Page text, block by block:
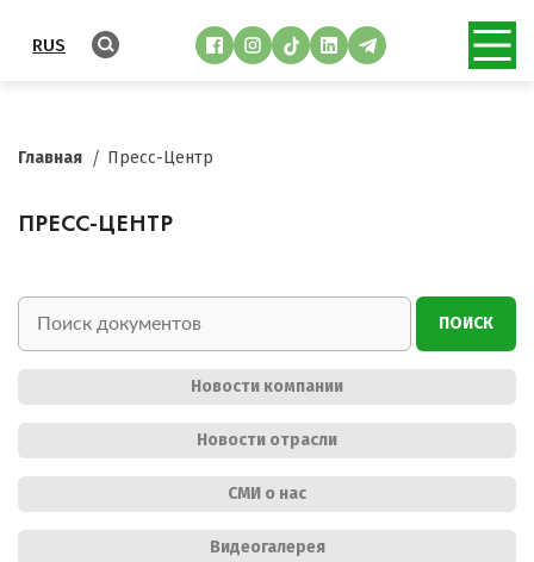
RUS
Главная Пресс-Центр
ПРЕСС-ЦЕНТР
ПОИСК
Новости компании
Новости отрасли
СМИ о нас
Видеогалерея